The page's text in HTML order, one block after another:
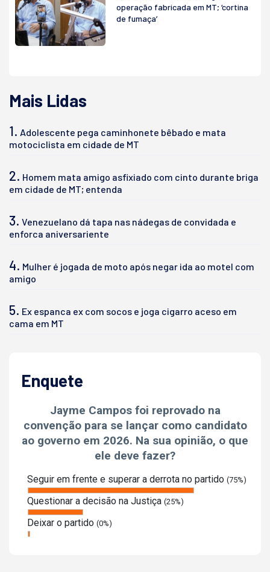
operação fabricada em MT; ‘cortina
de fumaça’
Mais Lidas
1. Adolescente pega caminhonete bêbado e mata
motociclista em cidade de MT
2. Homem mata amigo asfixiado com cinto durante briga
em cidade de MT; entenda
3. Venezuelano dá tapa nas nádegas de convidada e
enforca aniversariente
4. Mulher é jogada de moto após negar ida ao motel com
amigo
5. Ex espanca ex com socos e joga cigarro aceso em
cama em MT
Enquete
Jayme Campos foi reprovado na
convenção para se lançar como candidato
ao governo em 2026. Na sua opinião, o que
ele deve fazer?
Seguir em frente e superar a derrota no partido (75%)
Questionar a decisão na Justiça (25%)
Deixar o partido (0%)